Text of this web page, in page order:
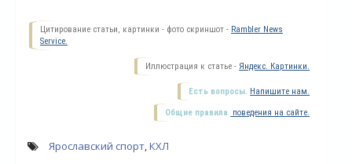
Цитирование статьи, картинки - фото скриншот - Rambler News
Service.
Иллюстрация к статье - Яндекс. Картинки.
Есть вопросы. Напишите нам.
Общие правила поведения на сайте.
Ярославский спорт,КХЛ